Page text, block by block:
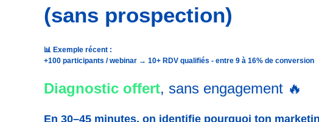
(sans prospection)
📊 Exemple récent :
+100 participants / webinar → 10+ RDV qualifiés - entre 9 à 16% de conversion
Diagnostic offert, sans engagement 🔥
En 30–45 minutes, on identifie pourquoi ton